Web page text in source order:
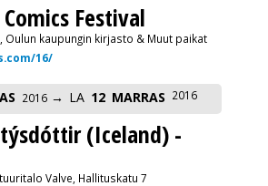
Festival
Oulun kaupungin kirjasto & Muut paikat
16/
2016 LA 12 MARRAS 2016
(Iceland) -
Valve, Hallituskatu 7